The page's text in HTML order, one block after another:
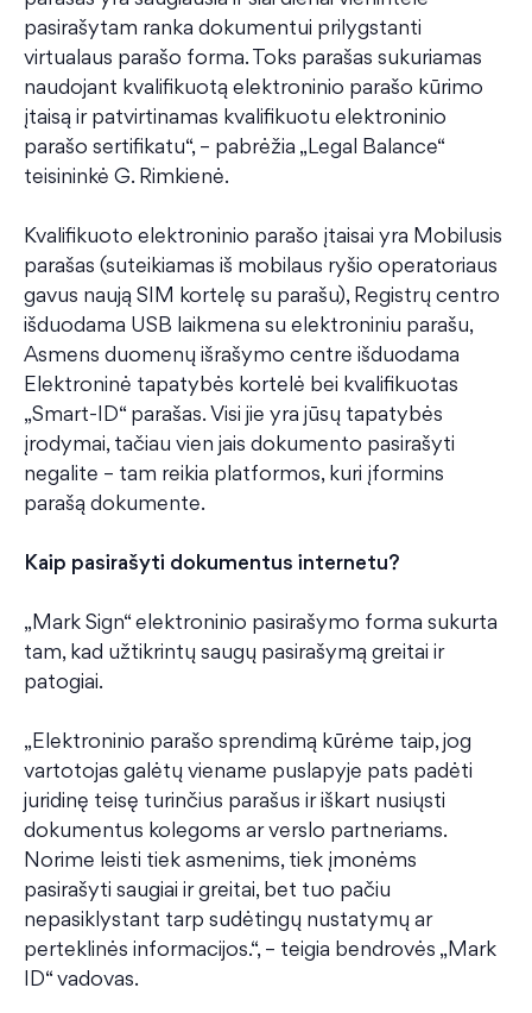
pasirašytam ranka dokumentui prilygstanti
virtualaus parašo forma. Toks parašas sukuriamas
naudojant kvalifikuotą elektroninio parašo kūrimo
įtaisą ir patvirtinamas kvalifikuotu elektroninio
parašo sertifikatu“, – pabrėžia „Legal Balance“
teisininkė G. Rimkienė.
Kvalifikuoto elektroninio parašo įtaisai yra Mobilusis
parašas (suteikiamas iš mobilaus ryšio operatoriaus
gavus naują SIM kortelę su parašu), Registrų centro
išduodama USB laikmena su elektroniniu parašu,
Asmens duomenų išrašymo centre išduodama
Elektroninė tapatybės kortelė bei kvalifikuotas
„Smart-ID“ parašas. Visi jie yra jūsų tapatybės
įrodymai, tačiau vien jais dokumento pasirašyti
negalite – tam reikia platformos, kuri įformins
parašą dokumente.
Kaip pasirašyti dokumentus internetu?
„Mark Sign“ elektroninio pasirašymo forma sukurta
tam, kad užtikrintų saugų pasirašymą greitai ir
patogiai.
„Elektroninio parašo sprendimą kūrėme taip, jog
vartotojas galėtų viename puslapyje pats padėti
juridinę teisę turinčius parašus ir iškart nusiųsti
dokumentus kolegoms ar verslo partneriams.
Norime leisti tiek asmenims, tiek įmonėms
pasirašyti saugiai ir greitai, bet tuo pačiu
nepasiklystant tarp sudėtingų nustatymų ar
perteklinės informacijos.“, – teigia bendrovės „Mark
ID“ vadovas.